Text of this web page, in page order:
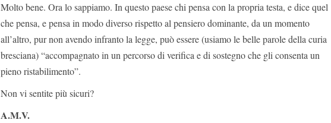
Molto bene. Ora lo sappiamo. In questo paese chi pensa con la propria testa, e dice quel
che pensa, e pensa in modo diverso rispetto al pensiero dominante, da un momento
all’altro, pur non avendo infranto la legge, può essere (usiamo le belle parole della curia
bresciana) “accompagnato in un percorso di verifica e di sostegno che gli consenta un
pieno ristabilimento”.
Non vi sentite più sicuri?
A.M.V.